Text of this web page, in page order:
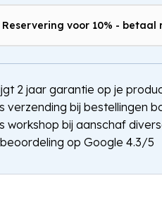
Reservering voor 10% -
2 jaar garantie op je
verzending bij bestellingen
workshop bij aanschaf
op Google 4.3/5